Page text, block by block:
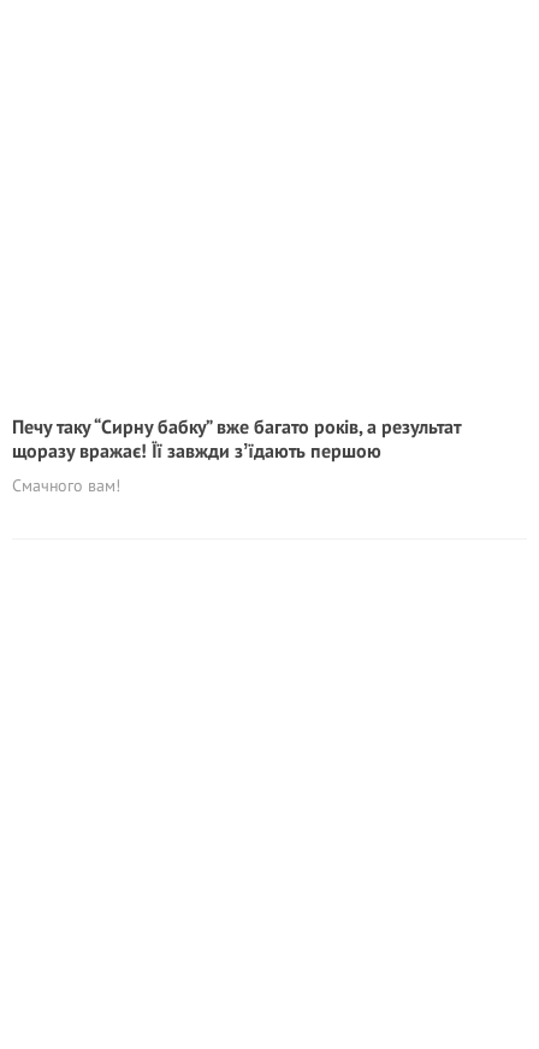
Печу таку “Сирну бабку” вже багато років, а результат
щоразу вражає! Її завжди зʼїдають першою
Смачного вам!